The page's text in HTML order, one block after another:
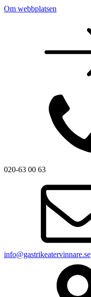
Om webbplatsen
020-63 00 63
info@gastrikeatervinnare.se